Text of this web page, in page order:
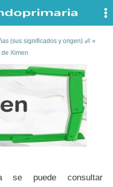
(sus significados y origen) 👶»
Ximen
se puede consultar